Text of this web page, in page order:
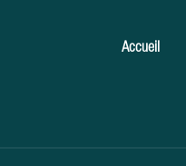
Accueil